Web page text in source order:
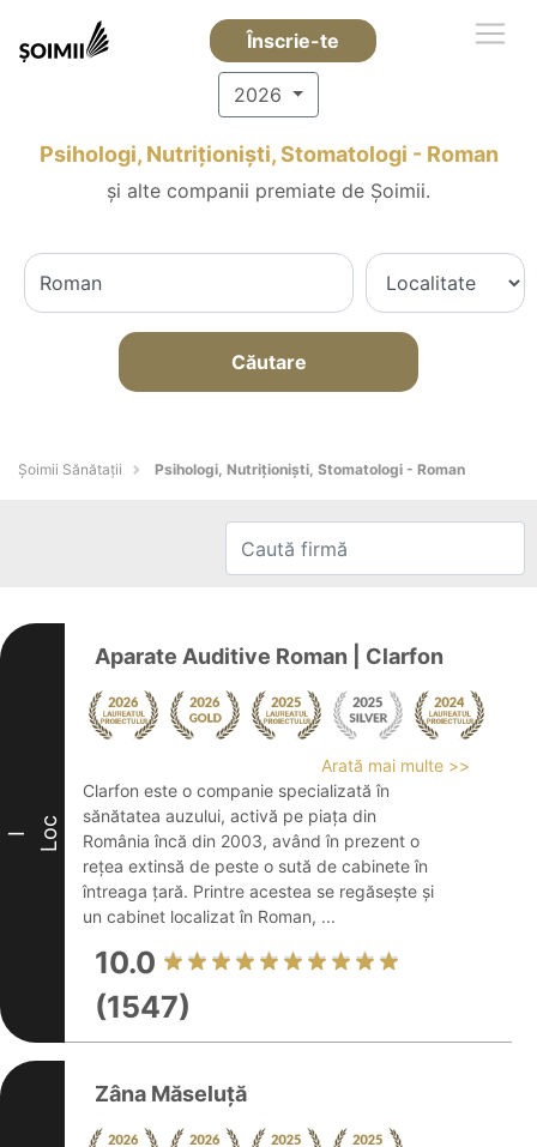
Înscrie-te
2026
Psihologi, Nutriționiști, Stomatologi - Roman
și alte companii premiate de Șoimii.
Căutare
Şoimii Sănătații Psihologi, Nutriționiști, Stomatologi - Roman
I Loc
Aparate Auditive Roman | Clarfon
Arată mai multe >>
Clarfon este o companie specializată în
sănătatea auzului, activă pe piața din
România încă din 2003, având în prezent o
rețea extinsă de peste o sută de cabinete în
întreaga țară. Printre acestea se regăsește și
un cabinet localizat în Roman, ...
10.0
(1547)
Zâna Măseluță